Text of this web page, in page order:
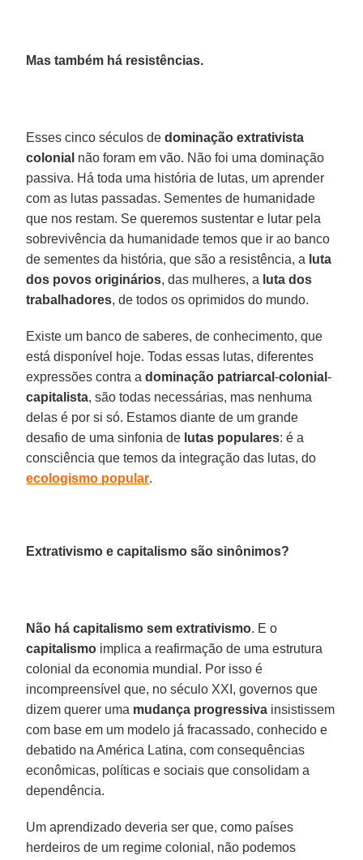
Mas também há resistências.
Esses cinco séculos dedominação extrativista
colonial não foram em vão. Não foi uma dominação
passiva. Há toda uma história de lutas, um aprender
com as lutas passadas. Sementes de humanidade
que nos restam. Se queremos sustentar e lutar pela
sobrevivência da humanidade temos que ir ao banco
de sementes da história, que são a resistência, a luta
dos povos originários, das mulheres, a luta dos
trabalhadores, de todos os oprimidos do mundo.
Existe um banco de saberes, de conhecimento, que
está disponível hoje. Todas essas lutas, diferentes
expressões contra adominação patriarcal-colonial-
capitalista, são todas necessárias, mas nenhuma
delas é por si só. Estamos diante de um grande
desafio de uma sinfonia de lutas populares: é a
consciência que temos da integração das lutas, do
ecologismo popular.
Extrativismo e capitalismo são sinônimos?
Não há capitalismo sem extrativismo. E o
capitalismo implica a reafirmação de uma estrutura
colonial da economia mundial. Por isso é
incompreensível que, no século XXI, governos que
dizem querer uma mudança progressiva insistissem
com base em um modelo já fracassado, conhecido e
debatido na América Latina, com consequências
econômicas, políticas e sociais que consolidam a
dependência.
Um aprendizado deveria ser que, como países
herdeiros de um regime colonial, não podemos